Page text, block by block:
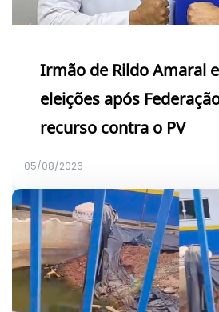
Irmão de Rildo Amaral
eleições após
recurso contra o PV
05/08/2026